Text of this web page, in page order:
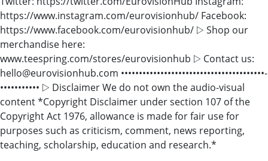
https://www.instagram.com/eurovisionhub/ Facebook:
https://www.facebook.com/eurovisionhub/ ▷ Shop our
merchandise here:
www.teespring.com/stores/eurovisionhub ▷ Contact us:
hello@eurovisionhub.com ••••••••••••••••••••••••••••••••••••••••­­­
••••••••••• ▷ Disclaimer We do not own the audio-visual
content *Copyright Disclaimer under section 107 of the
Copyright Act 1976, allowance is made for fair use for
purposes such as criticism, comment, news reporting,
teaching, scholarship, education and research.*